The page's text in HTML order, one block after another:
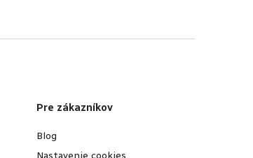
Pre zákazníkov
Blog
Nastavenie cookies